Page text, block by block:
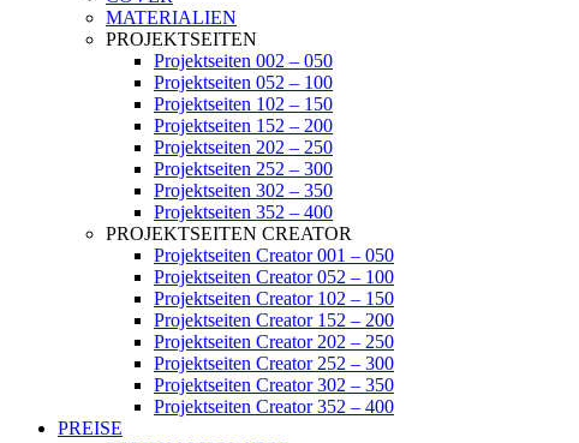
MATERIALIEN
PROJEKTSEITEN
Projektseiten 002 – 050
Projektseiten 052 – 100
Projektseiten 102 – 150
Projektseiten 152 – 200
Projektseiten 202 – 250
Projektseiten 252 – 300
Projektseiten 302 – 350
Projektseiten 352 – 400
PROJEKTSEITEN CREATOR
Projektseiten Creator 001 – 050
Projektseiten Creator 052 – 100
Projektseiten Creator 102 – 150
Projektseiten Creator 152 – 200
Projektseiten Creator 202 – 250
Projektseiten Creator 252 – 300
Projektseiten Creator 302 – 350
Projektseiten Creator 352 – 400
PREISE